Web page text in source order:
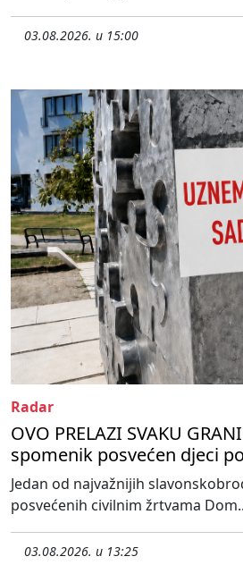
03.08.2026. u 15:00
Radar
OVO PRELAZI SVAKU
spomenik posvećen djeci
Jedan od najvažnijih
posvećenih civilnim žrtvama
03.08.2026. u 13:25